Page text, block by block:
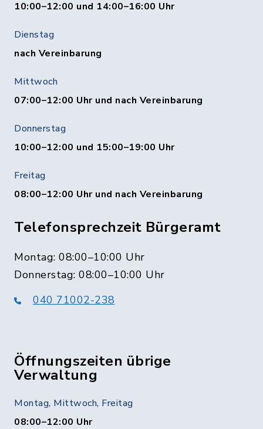
10:00–12:00 und 14:00–16:00 Uhr
Dienstag
nach Vereinbarung
Mittwoch
07:00–12:00 Uhr und nach Vereinbarung
Donnerstag
10:00–12:00 und 15:00–19:00 Uhr
Freitag
08:00–12:00 Uhr und nach Vereinbarung
Telefonsprechzeit Bürgeramt
Montag: 08:00–10:00 Uhr
Donnerstag: 08:00–10:00 Uhr
040 71002-238
Öffnungszeiten übrige
Verwaltung
Montag, Mittwoch, Freitag
08:00–12:00 Uhr